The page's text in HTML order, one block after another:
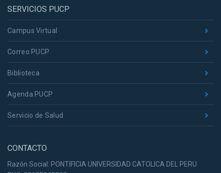
SERVICIOS PUCP
Campus Virtual
Correo PUCP
Biblioteca
Agenda PUCP
Servicio de Salud
CONTACTO
Razón Social: PONTIFICIA UNIVERSIDAD CATOLICA DEL PERU